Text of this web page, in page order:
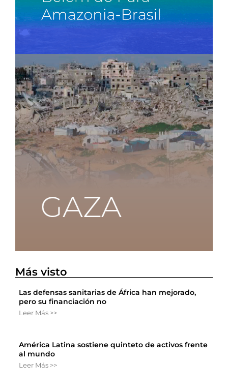
Más visto
Las defensas sanitarias de África han mejorado,
pero su financiación no
Leer Más >>
América Latina sostiene quinteto de activos frente
al mundo
Leer Más >>